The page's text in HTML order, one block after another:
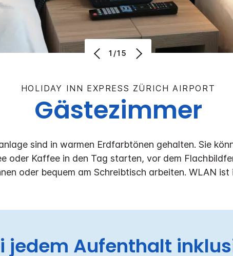
1/15
HOLIDAY INN EXPRESS ZÜRICH AIRPORT
Gästezimmer
sind in warmen Erdfarbtönen gehalten. Sie
oder Kaffee in den Tag starten, vor dem
oder bequem am Schreibtisch arbeiten. WLAN ist
jedem Aufenthalt